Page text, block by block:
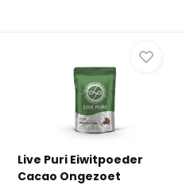
Live Puri Eiwitpoeder
Cacao Ongezoet